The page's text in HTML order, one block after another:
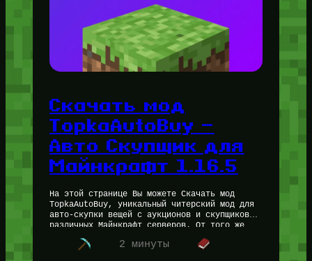
Скачать мод
TopkaAutoBuy —
Авто Скупщик для
Майнкрафт 1.16.5
На этой странице Вы можете Скачать мод
TopkaAutoBuy, уникальный читерский мод для
авто-скупки вещей с аукционов и скупщиков
различных Майнкрафт серверов. От того же
XorekAutoBuy, мод TopkaAutoBuy отличается
разве что…
2 минуты